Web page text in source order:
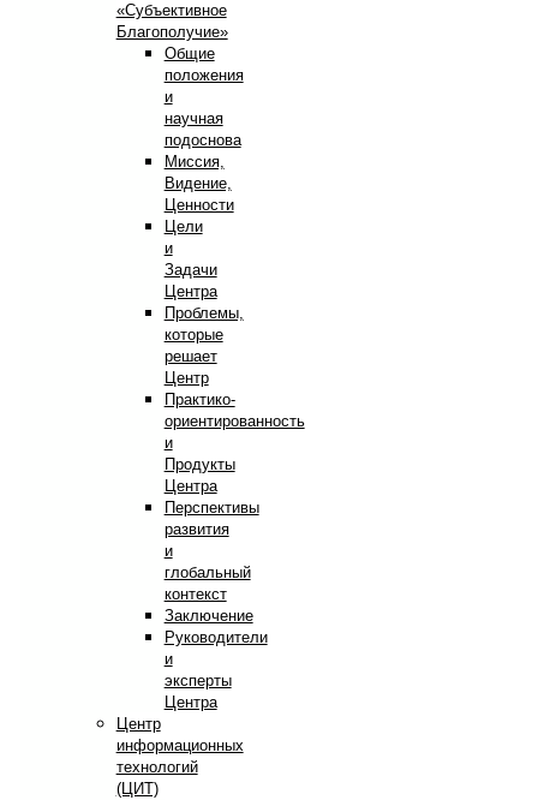
«Субъективное
Благополучие»
Общие
положения
и
научная
подоснова
Миссия,
Видение,
Ценности
Цели
и
Задачи
Центра
Проблемы,
которые
решает
Центр
Практико-
ориентированность
и
Продукты
Центра
Перспективы
развития
и
глобальный
контекст
Заключение
Руководители
и
эксперты
Центра
Центр
информационных
технологий
(ЦИТ)